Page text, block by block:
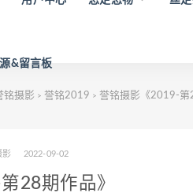
&留言板
铭摄影 > 誉铭2019 > 誉铭摄影《2019-第
影 2022-09-02
28期作品》